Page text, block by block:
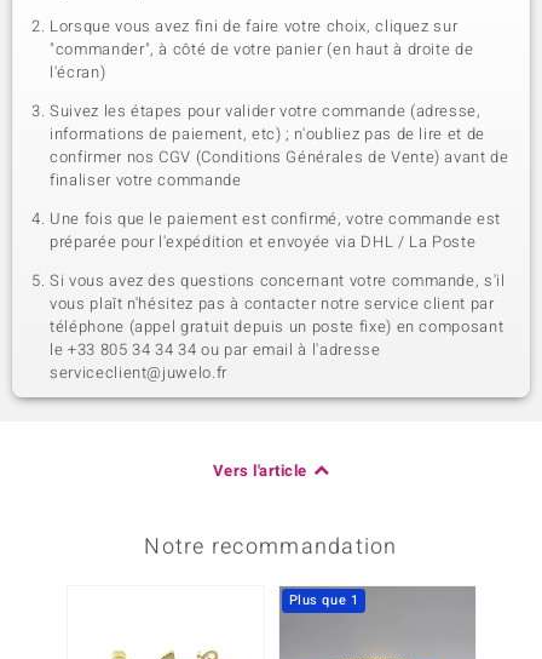
Lorsque vous avez fini de faire votre choix, cliquez sur
"commander", à côté de votre panier (en haut à droite de
l'écran)
Suivez les étapes pour valider votre commande (adresse,
informations de paiement, etc) ; n'oubliez pas de lire et de
confirmer nos CGV (Conditions Générales de Vente) avant de
finaliser votre commande
Une fois que le paiement est confirmé, votre commande est
préparée pour l'expédition et envoyée via DHL / La Poste
Si vous avez des questions concernant votre commande, s'il
vous plaît n'hésitez pas à contacter notre service client par
téléphone (appel gratuit depuis un poste fixe) en composant
le +33 805 34 34 34 ou par email à l'adresse
serviceclient@juwelo.fr
Vers l'article
Notre recommandation
Plus que 1